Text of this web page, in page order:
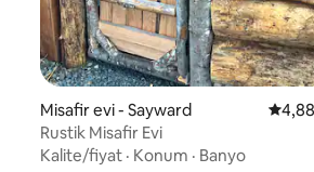
Misafir evi - Sayward 5
Rustik Misafir Evi
Kalite/fiyat · Konum · Banyo